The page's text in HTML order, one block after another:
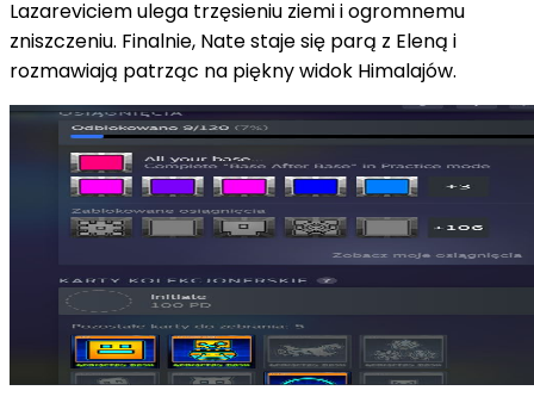
Lazareviciem ulega trzęsieniu ziemi i ogromnemu
zniszczeniu. Finalnie, Nate staje się parą z Eleną i
rozmawiają patrząc na piękny widok Himalajów.